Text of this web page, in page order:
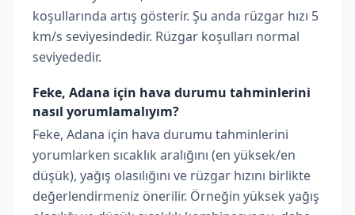
koşullarında artış gösterir. Şu anda rüzgar hızı 5
km/s seviyesindedir. Rüzgar koşulları normal
seviyededir.
Feke, Adana için hava durumu tahminlerini
nasıl yorumlamalıyım?
Feke, Adana için hava durumu tahminlerini
yorumlarken sıcaklık aralığını (en yüksek/en
düşük), yağış olasılığını ve rüzgar hızını birlikte
değerlendirmeniz önerilir. Örneğin yüksek yağış